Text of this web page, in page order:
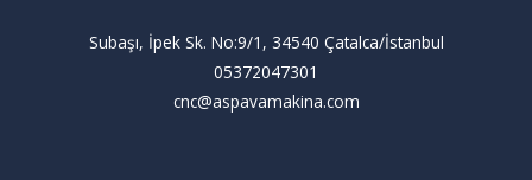
Subaşı, İpek Sk. No:9/1, 34540 Çatalca/İstanbul
05372047301
cnc@aspavamakina.com